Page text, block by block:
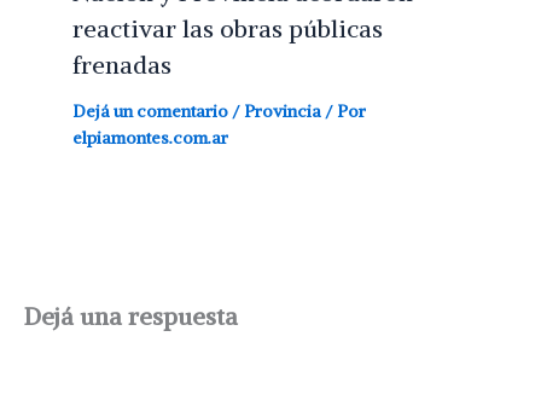
reactivar las obras públicas
frenadas
Dejá un comentario /Provincia / Por
elpiamontes.com.ar
Dejá una respuesta